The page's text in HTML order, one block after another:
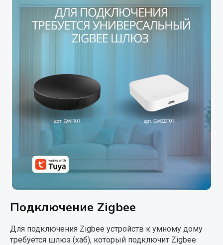
Подключение Zigbee
Для подключения Zigbee устройств к умному дому
требуется шлюз (хаб), который подключит Zigbee